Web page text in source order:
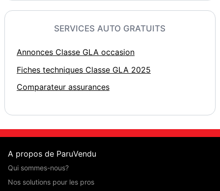
SERVICES AUTO GRATUITS
Annonces Classe GLA occasion
Fiches techniques Classe GLA 2025
Comparateur assurances
A propos de ParuVendu
Qui sommes-nous?
Nos solutions pour les pros